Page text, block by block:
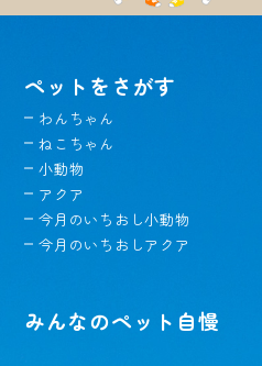
ペットをさがす
わんちゃん
ねこちゃん
小動物
アクア
今月のいちおし小動物
今月のいちおしアクア
みんなのペット自慢